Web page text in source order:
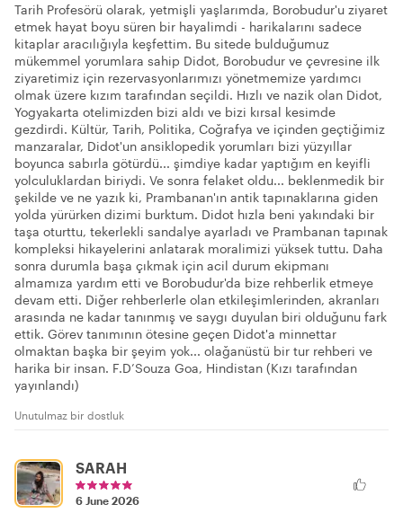
Tarih Profesörü olarak, yetmişli yaşlarımda, Borobudur'u ziyaret
etmek hayat boyu süren bir hayalimdi - harikalarını sadece
kitaplar aracılığıyla keşfettim. Bu sitede bulduğumuz
mükemmel yorumlara sahip Didot, Borobudur ve çevresine ilk
ziyaretimiz için rezervasyonlarımızı yönetmemize yardımcı
olmak üzere kızım tarafından seçildi. Hızlı ve nazik olan Didot,
Yogyakarta otelimizden bizi aldı ve bizi kırsal kesimde
gezdirdi. Kültür, Tarih, Politika, Coğrafya ve içinden geçtiğimiz
manzaralar, Didot'un ansiklopedik yorumları bizi yüzyıllar
boyunca sabırla götürdü... şimdiye kadar yaptığım en keyifli
yolculuklardan biriydi. Ve sonra felaket oldu... beklenmedik bir
şekilde ve ne yazık ki, Prambanan'ın antik tapınaklarına giden
yolda yürürken dizimi burktum. Didot hızla beni yakındaki bir
taşa oturttu, tekerlekli sandalye ayarladı ve Prambanan tapınak
kompleksi hikayelerini anlatarak moralimizi yüksek tuttu. Daha
sonra durumla başa çıkmak için acil durum ekipmanı
almamıza yardım etti ve Borobudur'da bize rehberlik etmeye
devam etti. Diğer rehberlerle olan etkileşimlerinden, akranları
arasında ne kadar tanınmış ve saygı duyulan biri olduğunu fark
ettik. Görev tanımının ötesine geçen Didot'a minnettar
olmaktan başka bir şeyim yok... olağanüstü bir tur rehberi ve
harika bir insan. F.D’Souza Goa, Hindistan (Kızı tarafından
yayınlandı)
Unutulmaz bir dostluk
SARAH
6 June 2026